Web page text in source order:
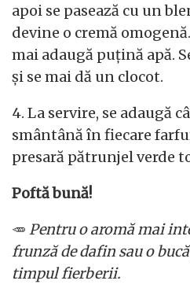
apoi se pasează cu un
devine o cremă omogenă.
mai adaugă puțină apă.
și se mai dă un clocot.
4. La servire, se adaugă
smântână în fiecare
presară pătrunjel verde
Poftă bună!
🥕 Pentru o aromă mai
frunză de dafin sau o
timpul fierberii.